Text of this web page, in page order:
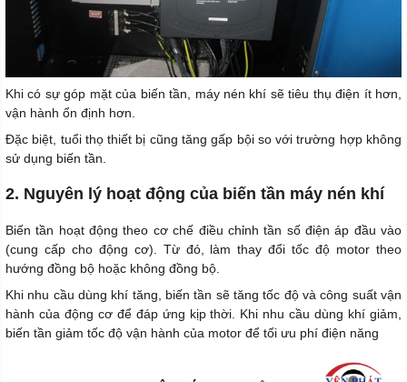
Khi có sự góp mặt của biến tần, máy nén khí sẽ tiêu thụ điện ít hơn,
vận hành ổn định hơn.
Đặc biệt, tuổi thọ thiết bị cũng tăng gấp bội so với trường hợp không
sử dụng biến tần.
2. Nguyên lý hoạt động của biến tần máy nén khí
Biến tần hoạt động theo cơ chế điều chỉnh tần số điện áp đầu vào
(cung cấp cho động cơ). Từ đó, làm thay đổi tốc độ motor theo
hướng đồng bộ hoặc không đồng bộ.
Khi nhu cầu dùng khí tăng, biến tần sẽ tăng tốc độ và công suất vận
hành của động cơ để đáp ứng kịp thời. Khi nhu cầu dùng khí giảm,
biến tần giảm tốc độ vận hành của motor để tối ưu phí điện năng